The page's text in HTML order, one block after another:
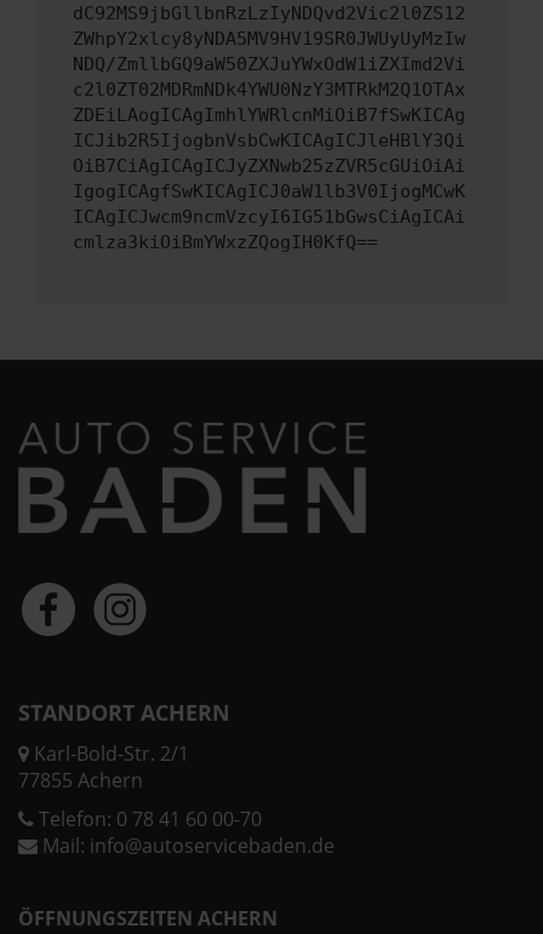
dC92MS9jbGllbnRzLzIyNDQvd2Vic2l0ZS12
ZWhpY2xlcy8yNDA5MV9HV19SR0JWUyUyMzIw
NDQ/ZmllbGQ9aW50ZXJuYWxOdW1iZXImd2Vi
c2l0ZT02MDRmNDk4YWU0NzY3MTRkM2Q1OTAx
ZDEiLAogICAgImhlYWRlcnMiOiB7fSwKICAg
ICJib2R5IjogbnVsbCwKICAgICJleHBlY3Qi
OiB7CiAgICAgICJyZXNwb25zZVR5cGUiOiAi
IgogICAgfSwKICAgICJ0aW1lb3V0IjogMCwK
ICAgICJwcm9ncmVzcyI6IG51bGwsCiAgICAi
cmlza3kiOiBmYWxzZQogIH0KfQ==
STANDORT ACHERN
Karl-Bold-Str. 2/1
77855 Achern
Telefon: 0 78 41 60 00-70
Mail: info@autoservicebaden.de
ÖFFNUNGSZEITEN ACHERN